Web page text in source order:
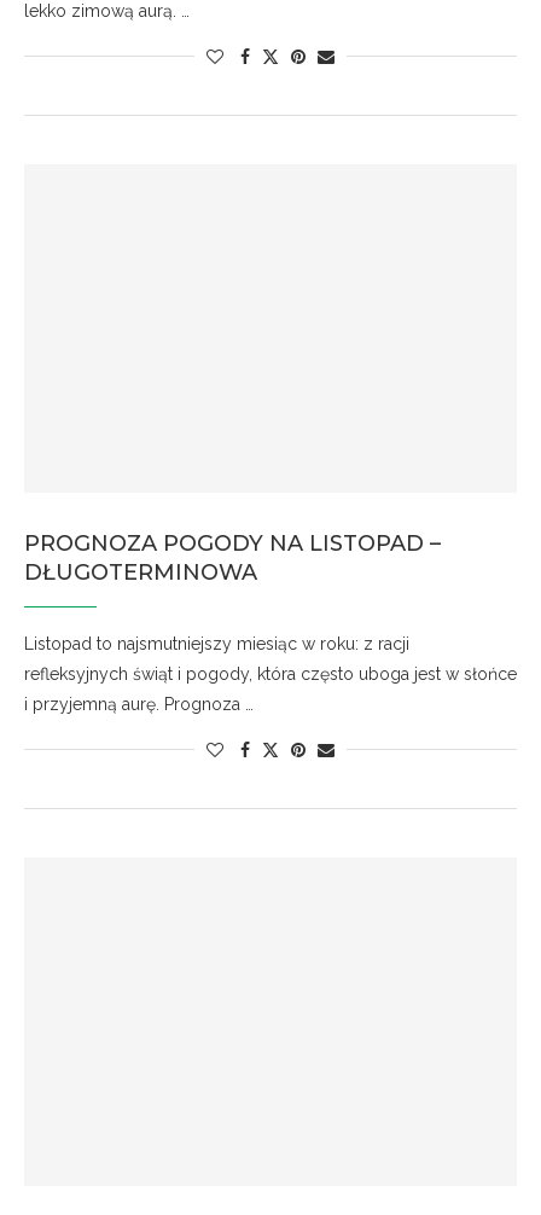
lekko zimową aurą. …
PROGNOZA POGODY NA LISTOPAD –
DŁUGOTERMINOWA
Listopad to najsmutniejszy miesiąc w roku: z racji
refleksyjnych świąt i pogody, która często uboga jest w słońce
i przyjemną aurę. Prognoza …